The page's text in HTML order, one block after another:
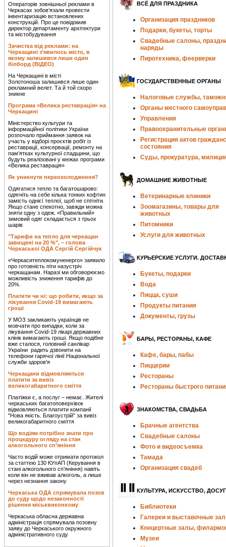
Операторів зовнішньої реклами в
Черкасах зобов’язали провести
інвентаризацію встановлених
конструкцій. Про це повідомив
директор департаменту архітектури
та містобудування
Зачистка від реклами: на
Черкащині з’явилось місто, в
якому залишився лише один
білборд (ВІДЕО)
На Черкащині в місті
Золотоноша залишився лише один
рекламний велет. Та й той скоро
зникне
Програма «Велика реставрація» на
Черкащині
Міністерство культури та
інформаційної політики України
розпочало приймання заявок на
участь у відборі проєктів робіт із
реставрації, консервації, ремонту на
пам’ятках культурної спадщини, що
будуть реалізовані у межах програми
«Велика реставрація»
Як уникнути переохолодження?
Одягатися тепло та багатошарово:
одягніть на себе кілька тонких кофтин
замість однієї теплої, щоб не спітніти.
Якщо стане спекотно, завжди можна
зняти одну з одеж. «Правильний»
зимовий одяг складається з трьох
шарів
"Тарифи на тепло для черкащан
завищені на 20 %", – голова
Черкаської ОДА Сергій Сергійчук
«Черкаситеплокомуненерго» заявило
про готовність піти назустріч
черкащанам. Наразі ми обговорюємо
можливість зниження тарифів до
20%.
Платити чи ні: що робити, якщо за
лікування Covid-19 вимагають
гроші
У МОЗ закликають українців не
мовчати про випадки, коли за
лікування Covid-19 лікарі державних
клінік вимагають гроші. Якщо подібне
вже сталося, головний санлікар
України радить дзвонити на
телефони гарячої лінії Національної
служби здоров'я
Черкащани відмовляються
платити за вивіз
великогабаритного сміття
Платіжки є, а послуг – немає. Жителі
черкаських багатоповерхівок
відмовляються платити компанії
"Нова якість. Благоустрій" за вивіз
великогабаритного сміття
Що водіям потрібно знати про
процедуру огляду на стан
алкогольного сп’яніння
Часто водій може отримати протокол
за статтею 130 КУпАП (Керування в
стані алкогольного сп’яніння) навіть
коли він не вживав алкоголь, а лише
через незнання закону
Черкаська ОДА спрямувала позов
до суду щодо незаконності
рішення міськвиконкому
Черкаська обласна державна
адміністрація спрямувала позовну
заяву до Черкаського окружного
адміністративного суду
ВСЁ ДЛЯ ПРАЗДНИКА
Организация праздников
Подарки, букеты, торты
Свадебные салоны,
наряды
Пиротехника, феерверки
ГОСУДАРСТВЕННЫЕ ОРГАНЫ
Налоговые службы,
Органы местного
Управления
Правоохранительные
Регистрация актов
состояния
Суды, прокуратура,
ДОМАШНИЕ ЖИВОТНЫЕ
Ветеринарные клиники
Зоомагазины, товары для
животных
Питомники
Услуги для животных
КУРЬЕРСКИЕ УСЛУГИ.
Букеты, подарки
Вода
Пицца, суши
Продукты питания
Документы, грузы
БАРЫ, РЕСТОРАНЫ, КАФЕ
Кафе, бары, пабы
Пиццерии
Рестораны
Рестораны быстрого
ЗНАКОМСТВА, СВАДЬБА
Брачные агентства
Свадебные салоны
Фото и видеосъемка
Тамада
Организация свадеб
КУЛЬТУРА, ИСКУССТВО, ДОСУГ
Библиотеки
Галереи и выставочные
Концертные залы,
Музеи